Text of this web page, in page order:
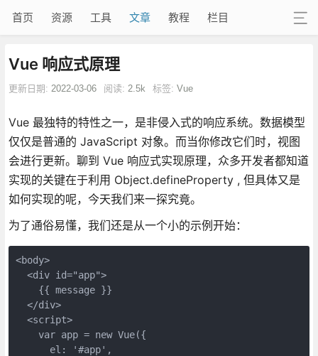
首页 资源 工具 文章 教程 栏目
Vue 响应式原理
更新日期: 2022-03-06 阅读: 2.5k 标签: Vue
Vue 最独特的特性之一，是非侵入式的响应系统。数据模型
仅仅是普通的 JavaScript 对象。而当你修改它们时，视图
会进行更新。聊到 Vue 响应式实现原理，众多开发者都知道
实现的关键在于利用 Object.defineProperty , 但具体又是
如何实现的呢，今天我们来一探究竟。
为了通俗易懂，我们还是从一个小的示例开始：
<body>
  <div id="app">
    {{ message }}
  </div>
  <script>
    var app = new Vue({
      el: '#app',